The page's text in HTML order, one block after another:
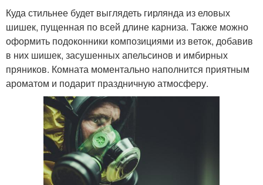
Куда стильнее будет выглядеть гирлянда из еловых
шишек, пущенная по всей длине карниза. Также можно
оформить подоконники композициями из веток, добавив
в них шишек, засушенных апельсинов и имбирных
пряников. Комната моментально наполнится приятным
ароматом и подарит праздничную атмосферу.